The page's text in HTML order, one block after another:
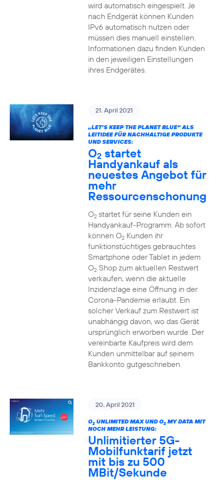
wird automatisch eingespielt. Je
nach Endgerät können Kunden
IPv6 automatisch nutzen oder
müssen dies manuell einstellen.
Informationen dazu finden Kunden
in den jeweiligen Einstellungen
ihres Endgerätes.
21. April 2021
„LET’S KEEP THE PLANET BLUE“ ALS
LEITIDEE FÜR NACHHALTIGE PRODUKTE
UND SERVICES:
O2 startet
Handyankauf als
neuestes Angebot für
mehr
Ressourcenschonung
O2startet für seine Kunden ein
Handyankauf-Programm. Ab sofort
können O2Kunden ihr
funktionstüchtiges gebrauchtes
Smartphone oder Tablet in jedem
O2Shop zum aktuellen Restwert
verkaufen, wenn die aktuelle
Inzidenzlage eine Öffnung in der
Corona-Pandemie erlaubt. Ein
solcher Verkauf zum Restwert ist
unabhängig davon, wo das Gerät
ursprünglich erworben wurde. Der
vereinbarte Kaufpreis wird dem
Kunden unmittelbar auf seinem
Bankkonto gutgeschrieben.
20. April 2021
O2UNLIMITED MAX UND O2MY DATA MIT
NOCH MEHR LEISTUNG:
Unlimitierter 5G-
Mobilfunktarif jetzt
mit bis zu 500
MBit/Sekunde